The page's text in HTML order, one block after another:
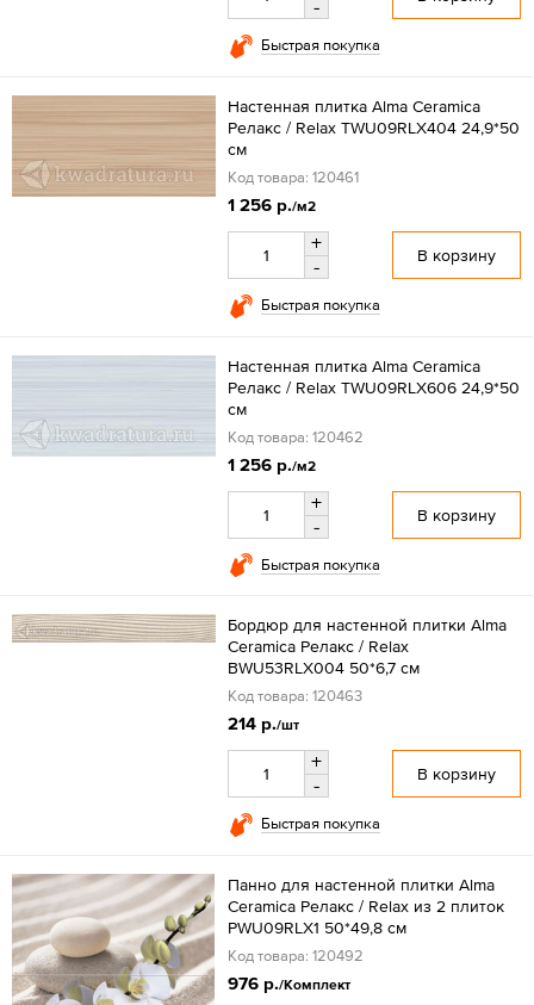
-
Быстрая покупка
Настенная плитка Alma Ceramica
Релакс / Relax TWU09RLX404 24,9*50
см
Код товара: 120461
1 256 р./м2
+
-
В корзину
Быстрая покупка
Настенная плитка Alma Ceramica
Релакс / Relax TWU09RLX606 24,9*50
см
Код товара: 120462
1 256 р./м2
+
-
В корзину
Быстрая покупка
Бордюр для настенной плитки Alma
Ceramica Релакс / Relax
BWU53RLX004 50*6,7 см
Код товара: 120463
214 р./шт
+
-
В корзину
Быстрая покупка
Панно для настенной плитки Alma
Ceramica Релакс / Relax из 2 плиток
PWU09RLX1 50*49,8 см
Код товара: 120492
976 р./Комплект